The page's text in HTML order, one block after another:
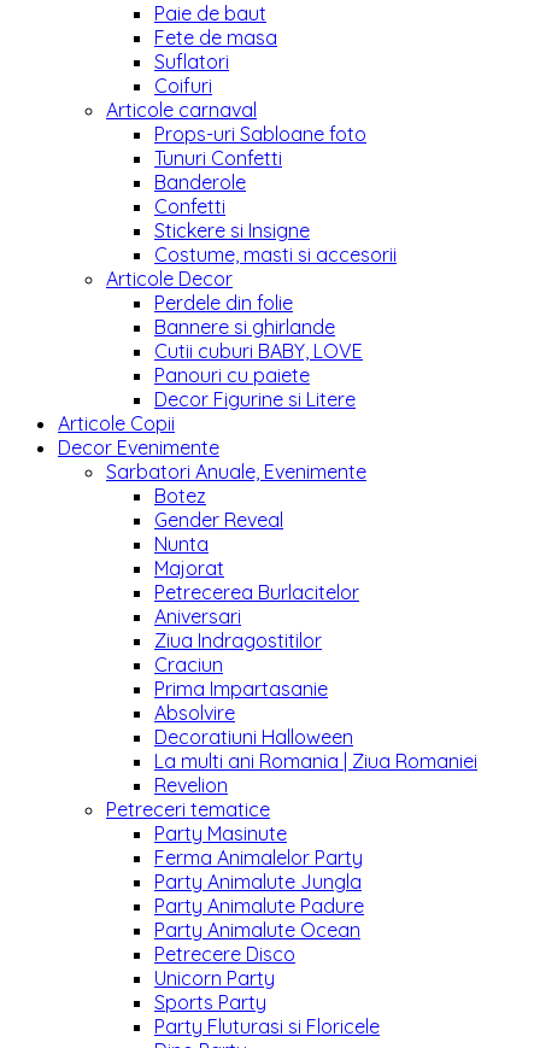
Paie de baut
Fete de masa
Suflatori
Coifuri
Articole carnaval
Props-uri Sabloane foto
Tunuri Confetti
Banderole
Confetti
Stickere si Insigne
Costume, masti si accesorii
Articole Decor
Perdele din folie
Bannere si ghirlande
Cutii cuburi BABY, LOVE
Panouri cu paiete
Decor Figurine si Litere
Articole Copii
Decor Evenimente
Sarbatori Anuale, Evenimente
Botez
Gender Reveal
Nunta
Majorat
Petrecerea Burlacitelor
Aniversari
Ziua Indragostitilor
Craciun
Prima Impartasanie
Absolvire
Decoratiuni Halloween
La multi ani Romania | Ziua Romaniei
Revelion
Petreceri tematice
Party Masinute
Ferma Animalelor Party
Party Animalute Jungla
Party Animalute Padure
Party Animalute Ocean
Petrecere Disco
Unicorn Party
Sports Party
Party Fluturasi si Floricele